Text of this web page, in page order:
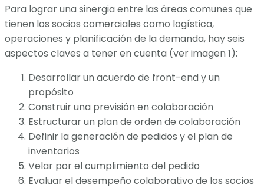
Para lograr una sinergia entre las áreas comunes que
tienen los socios comerciales como logística,
operaciones y planificación de la demanda, hay seis
aspectos claves a tener en cuenta (ver imagen 1):
Desarrollar un acuerdo de front-end y un
propósito
Construir una previsión en colaboración
Estructurar un plan de orden de colaboración
Definir la generación de pedidos y el plan de
inventarios
Velar por el cumplimiento del pedido
Evaluar el desempeño colaborativo de los socios